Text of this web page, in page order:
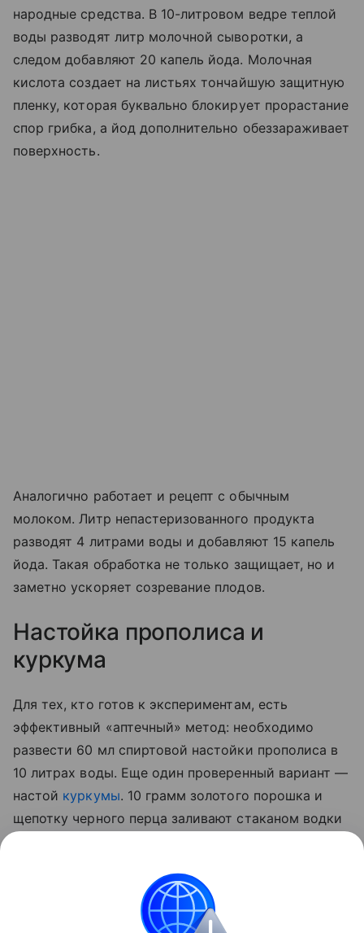
народные средства. В 10-литровом ведре теплой
воды разводят литр молочной сыворотки, а
следом добавляют 20 капель йода. Молочная
кислота создает на листьях тончайшую защитную
пленку, которая буквально блокирует прорастание
спор грибка, а йод дополнительно обеззараживает
поверхность.
Аналогично работает и рецепт с обычным
молоком. Литр непастеризованного продукта
разводят 4 литрами воды и добавляют 15 капель
йода. Такая обработка не только защищает, но и
заметно ускоряет созревание плодов.
Настойка прополиса и
куркума
Для тех, кто готов к экспериментам, есть
эффективный «аптечный» метод: необходимо
развести 60 мл спиртовой настойки прополиса в
10 литрах воды. Еще один проверенный вариант —
настой куркумы. 10 грамм золотого порошка и
щепотку черного перца заливают стаканом водки
опрыскивают стебли, а также листья с верхней и